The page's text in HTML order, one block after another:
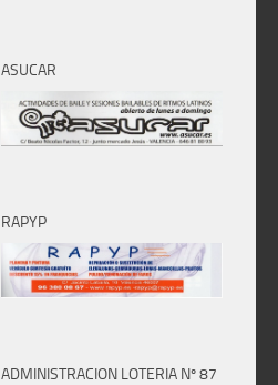
ASUCAR
RAPYP
ADMINISTRACION LOTERIA Nº 87